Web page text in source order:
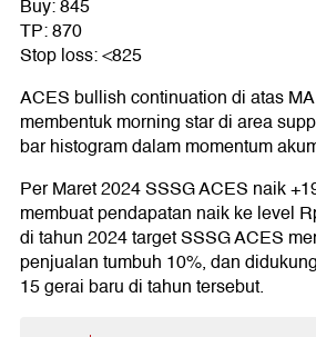
Buy: 845
TP: 870
Stop loss: <825
ACES bullish continuation di atas
membentuk morning star di area
bar histogram dalam momentum
Per Maret 2024 SSSG ACES naik
membuat pendapatan naik ke level
di tahun 2024 target SSSG ACES
penjualan tumbuh 10%, dan
15 gerai baru di tahun tersebut.